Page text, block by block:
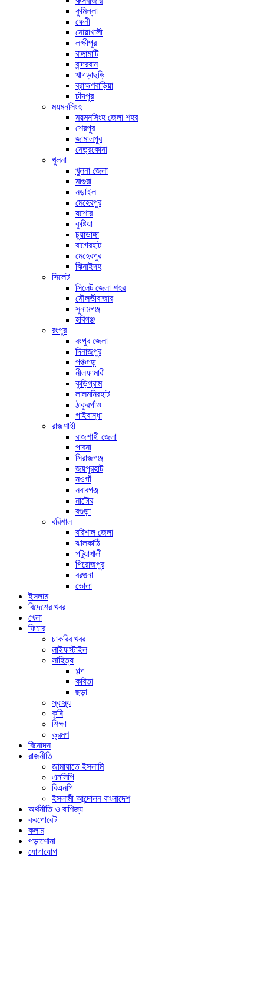
কুমিল্লা
ফেনী
নোয়াখালী
লক্ষীপুর
রাঙ্গামাটি
বান্দরবান
খাগড়াছড়ি
ব্রাহ্মণবাড়িয়া
চাঁদপুর
ময়মনসিংহ
ময়মনসিংহ জেলা শহর
শেরপুর
জামালপুর
নেত্রকোনা
খুলনা
খুলনা জেলা
মাগুরা
নড়াইল
মেহেরপুর
যশোর
কুষ্টিয়া
চুয়াডাঙ্গা
বাগেরহাট
মেহেরপুর
ঝিনাইদহ
সিলেট
সিলেট জেলা শহর
মৌলভীবাজার
সুনামগঞ্জ
হবিগঞ্জ
রংপুর
রংপুর জেলা
দিনাজপুর
পঞ্চগড়
নীলফামারী
কুড়িগ্রাম
লালমনিরহাট
ঠাকুরগাঁও
গাইবান্ধা
রাজশাহী
রাজশাহী জেলা
পাবনা
সিরাজগঞ্জ
জয়পুরহাট
নওগাঁ
নবাবগঞ্জ
নাটোর
বগুড়া
বরিশাল
বরিশাল জেলা
ঝালকাঠি
পটুয়াখালী
পিরোজপুর
বরগুনা
ভোলা
ইসলাম
বিদেশের খবর
খেলা
ফিচার
চাকরির খবর
লাইফস্টাইল
সাহিত্য
গল্প
কবিতা
ছড়া
স্বাস্থ্য
কৃষি
শিক্ষা
ভ্রমণ
বিনোদন
রাজনীতি
জামায়াতে ইসলামি
এনসিপি
বিএনপি
ইসলামী আন্দোলন বাংলাদেশ
অর্থনীতি ও বাণিজ্য
করপোরেট
কলাম
পড়াশোনা
যোগাযোগ